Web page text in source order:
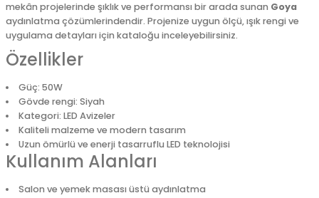
mekân projelerinde şıklık ve performansı bir arada sunan Goya
aydınlatma çözümlerindendir. Projenize uygun ölçü, ışık rengi ve
uygulama detayları için kataloğu inceleyebilirsiniz.
Özellikler
Güç: 50W
Gövde rengi: Siyah
Kategori: LED Avizeler
Kaliteli malzeme ve modern tasarım
Uzun ömürlü ve enerji tasarruflu LED teknolojisi
Kullanım Alanları
Salon ve yemek masası üstü aydınlatma